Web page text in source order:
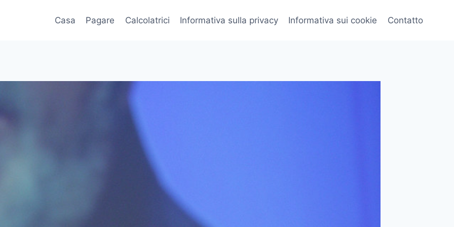
Casa Pagare Calcolatrici Informativa sulla privacy Informativa sui cookie Contatto